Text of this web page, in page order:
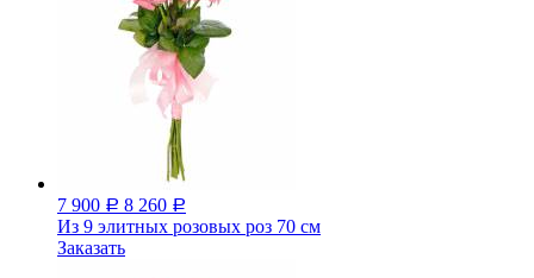
7 900 Р 8 260 Р
Из 9 элитных розовых роз 70 см
Заказать